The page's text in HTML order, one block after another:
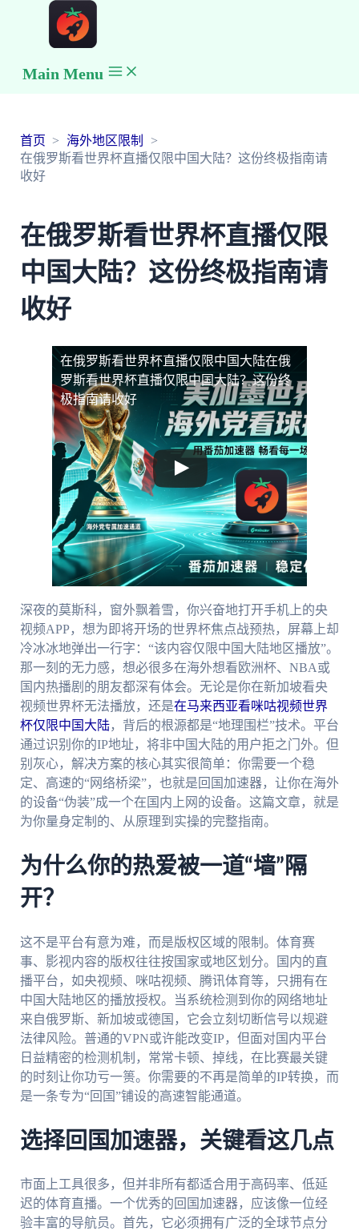
Main Menu
首页
海外地区限制
在俄罗斯看世界杯直播仅限中国大陆？这份终极指南请
收好
在俄罗斯看世界杯直播仅限
中国大陆？这份终极指南请
收好
在俄罗斯看世界杯直播仅限中国大陆在俄
罗斯看世界杯直播仅限中国大陆？这份终
极指南请收好
深夜的莫斯科，窗外飘着雪，你兴奋地打开手机上的央
视频APP，想为即将开场的世界杯焦点战预热，屏幕上却
冷冰冰地弹出一行字：“该内容仅限中国大陆地区播放”。
那一刻的无力感，想必很多在海外想看欧洲杯、NBA或
国内热播剧的朋友都深有体会。无论是你在新加坡看央
视频世界杯无法播放，还是在马来西亚看咪咕视频世界
杯仅限中国大陆，背后的根源都是“地理围栏”技术。平台
通过识别你的IP地址，将非中国大陆的用户拒之门外。但
别灰心，解决方案的核心其实很简单：你需要一个稳
定、高速的“网络桥梁”，也就是回国加速器，让你在海外
的设备“伪装”成一个在国内上网的设备。这篇文章，就是
为你量身定制的、从原理到实操的完整指南。
为什么你的热爱被一道“墙”隔
开？
这不是平台有意为难，而是版权区域的限制。体育赛
事、影视内容的版权往往按国家或地区划分。国内的直
播平台，如央视频、咪咕视频、腾讯体育等，只拥有在
中国大陆地区的播放授权。当系统检测到你的网络地址
来自俄罗斯、新加坡或德国，它会立刻切断信号以规避
法律风险。普通的VPN或许能改变IP，但面对国内平台
日益精密的检测机制，常常卡顿、掉线，在比赛最关键
的时刻让你功亏一篑。你需要的不再是简单的IP转换，而
是一条专为“回国”铺设的高速智能通道。
选择回国加速器，关键看这几点
市面上工具很多，但并非所有都适合用于高码率、低延
迟的体育直播。一个优秀的回国加速器，应该像一位经
验丰富的导航员。首先，它必须拥有广泛的全球节点分